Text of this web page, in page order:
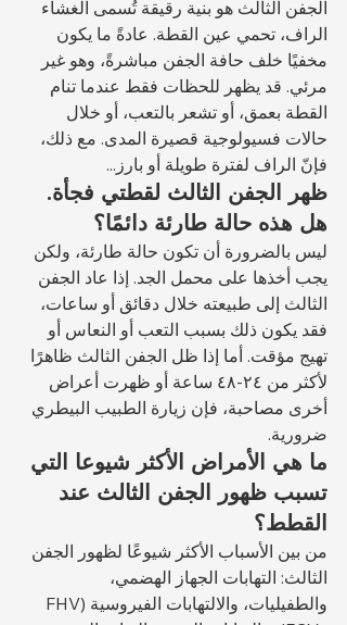
الجفن الثالث هو بنية رقيقة تُسمى الغشاء
الراف، تحمي عين القطة. عادةً ما يكون
مخفيًا خلف حافة الجفن مباشرةً، وهو غير
مرئي. قد يظهر للحظات فقط عندما تنام
القطة بعمق، أو تشعر بالتعب، أو خلال
حالات فسيولوجية قصيرة المدى. مع ذلك،
فإنّ الراف لفترة طويلة أو بارز...
ظهر الجفن الثالث لقطتي فجأة.
هل هذه حالة طارئة دائمًا؟
ليس بالضرورة أن تكون حالة طارئة، ولكن
يجب أخذها على محمل الجد. إذا عاد الجفن
الثالث إلى طبيعته خلال دقائق أو ساعات،
فقد يكون ذلك بسبب التعب أو النعاس أو
تهيج مؤقت. أما إذا ظل الجفن الثالث ظاهرًا
لأكثر من ٢٤-٤٨ ساعة أو ظهرت أعراض
أخرى مصاحبة، فإن زيارة الطبيب البيطري
ضرورية.
ما هي الأمراض الأكثر شيوعا التي
تسبب ظهور الجفن الثالث عند
القطط؟
من بين الأسباب الأكثر شيوعًا لظهور الجفن
الثالث: التهابات الجهاز الهضمي،